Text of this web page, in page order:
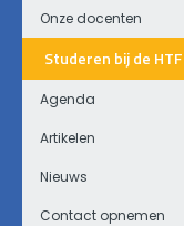
Onze docenten
Studeren bij de HTF
Agenda
Artikelen
Nieuws
Contact opnemen